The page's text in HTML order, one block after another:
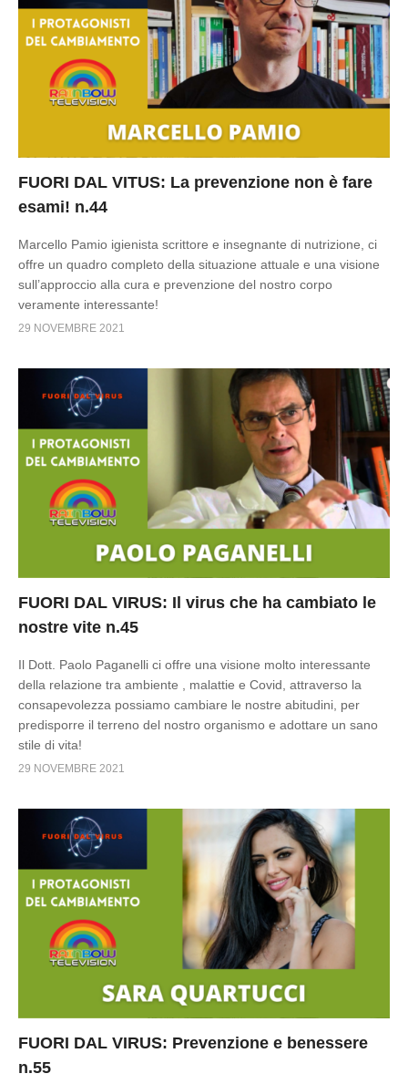
FUORI DAL VITUS: La prevenzione non è fare
esami! n.44
Marcello Pamio igienista scrittore e insegnante di nutrizione, ci
offre un quadro completo della situazione attuale e una visione
sull’approccio alla cura e prevenzione del nostro corpo
veramente interessante!
29 NOVEMBRE 2021
FUORI DAL VIRUS: Il virus che ha cambiato le
nostre vite n.45
Il Dott. Paolo Paganelli ci offre una visione molto interessante
della relazione tra ambiente , malattie e Covid, attraverso la
consapevolezza possiamo cambiare le nostre abitudini, per
predisporre il terreno del nostro organismo e adottare un sano
stile di vita!
29 NOVEMBRE 2021
FUORI DAL VIRUS: Prevenzione e benessere
n.55